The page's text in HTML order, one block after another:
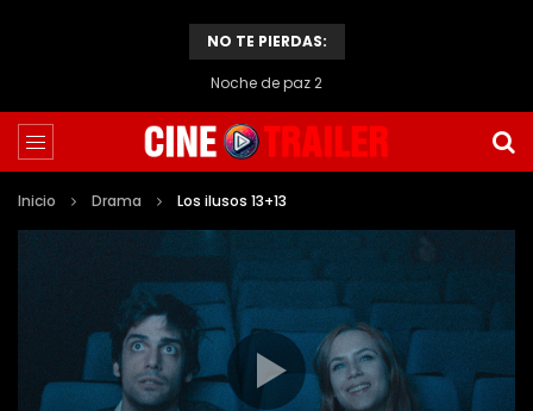
NO TE PIERDAS:
Noche de paz 2
Inicio Drama Los ilusos 13+13